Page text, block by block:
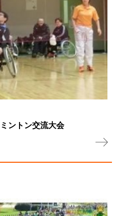
ントン交流大会